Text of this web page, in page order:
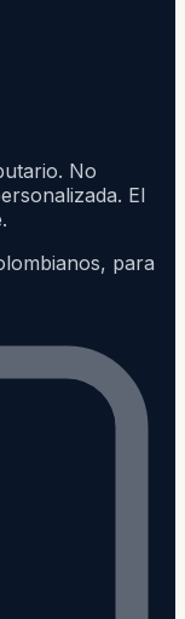
No
El
para